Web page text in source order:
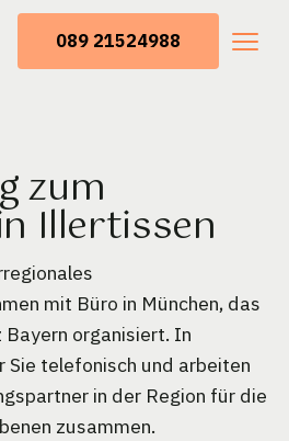
089 21524988
zum
Illertissen
mit Büro in München, das
Bayern organisiert. In
telefonisch und arbeiten
in der Region für die
zusammen.